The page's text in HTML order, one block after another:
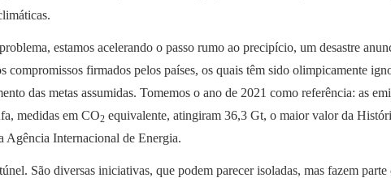
estamos acelerando o passo rumo ao precipício, um desastre
compromissos firmados pelos países, os quais têm sido olimpicamente
das metas assumidas. Tomemos o ano de 2021 como referência: as
medidas em CO2 equivalente, atingiram 36,3 Gt, o maior valor da
Agência Internacional de Energia.
São diversas iniciativas, que podem parecer isoladas, mas fazem parte